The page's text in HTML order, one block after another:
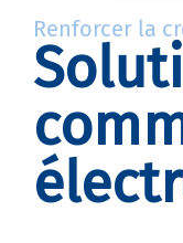
Renforcer la